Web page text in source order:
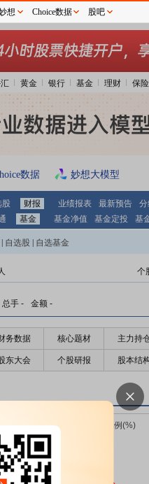
黄金 银行 基金 理财 保险
数据 妙想大模型
股 财报 业绩报表 最新预告
基金 基金净值 基金定投 基
自选股 自选基金
个
总手 - 金额 -
务数据 核心题材 主力持
东大会 个股研报 股本结
想 Choice数据 股吧